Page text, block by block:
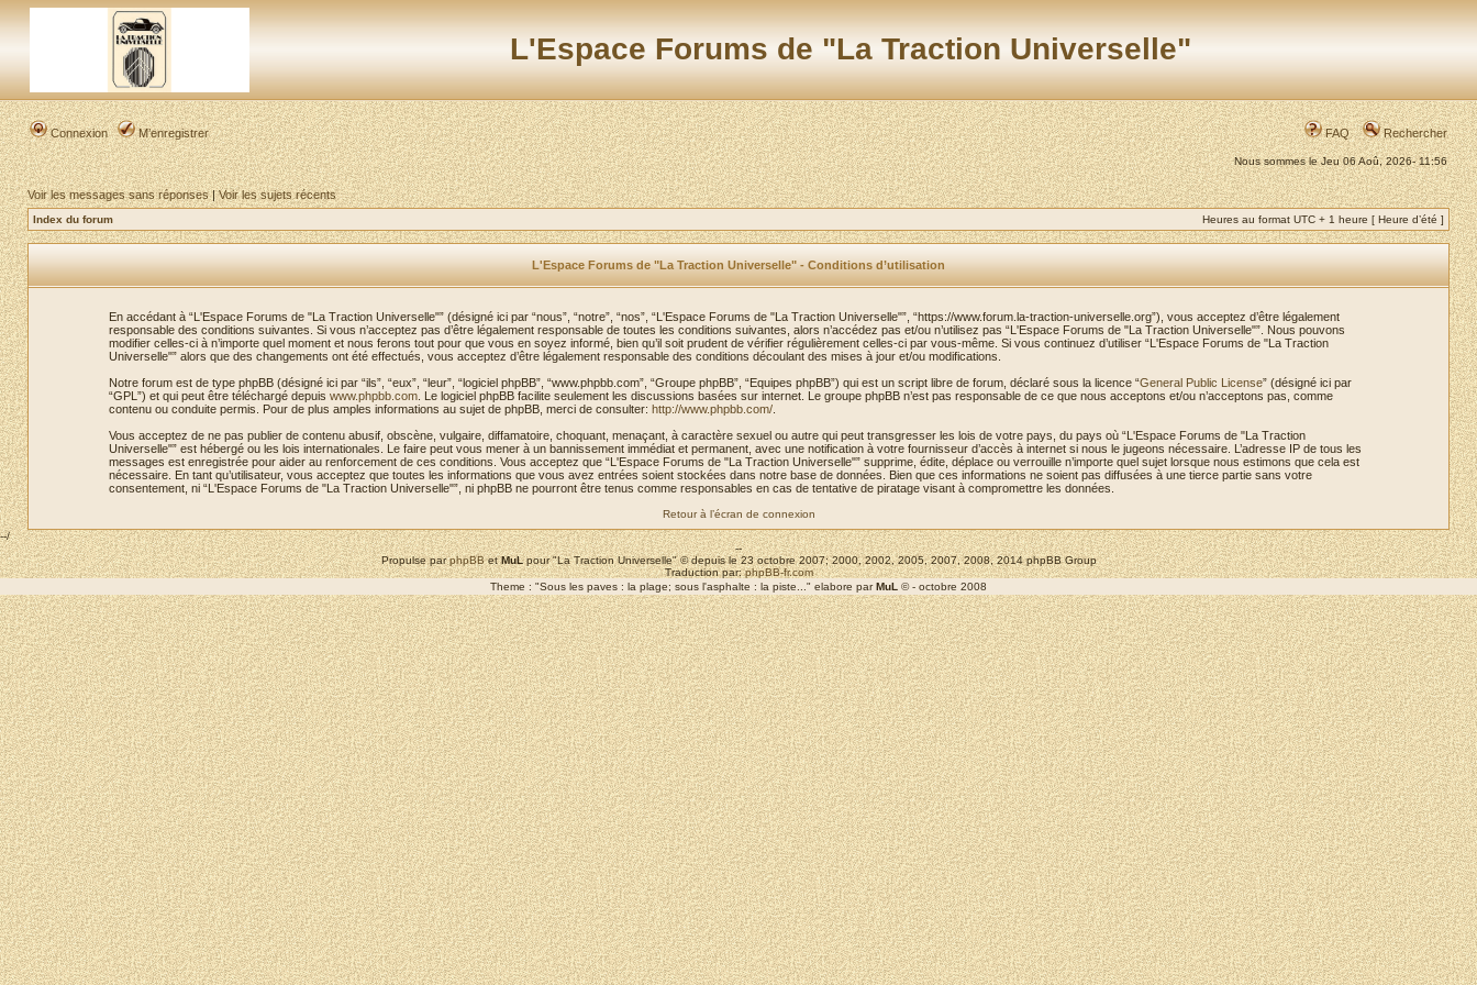
L'Espace Forums de "La Traction Universelle"
Connexion M’enregistrer FAQ Rechercher
Nous sommes le Jeu 06 Aoû, 2026- 11:56
Voir les messages sans réponses|Voir les sujets récents
Index du forum Heures au format UTC + 1 heure [ Heure d’été ]
L'Espace Forums de "La Traction Universelle" - Conditions d’utilisation
En accédant à “L'Espace Forums de "La Traction Universelle"” (désigné ici par “nous”, “notre”, “nos”, “L'Espace Forums de "La Traction Universelle"”, “https://www.forum.la-traction-universelle.org”), vous acceptez d’être légalement
responsable des conditions suivantes. Si vous n’acceptez pas d’être légalement responsable de toutes les conditions suivantes, alors n’accédez pas et/ou n’utilisez pas “L'Espace Forums de "La Traction Universelle"”. Nous pouvons
modifier celles-ci à n’importe quel moment et nous ferons tout pour que vous en soyez informé, bien qu’il soit prudent de vérifier régulièrement celles-ci par vous-même. Si vous continuez d’utiliser “L'Espace Forums de "La Traction
Universelle"” alors que des changements ont été effectués, vous acceptez d’être légalement responsable des conditions découlant des mises à jour et/ou modifications.
Notre forum est de type phpBB (désigné ici par “ils”, “eux”, “leur”, “logiciel phpBB”, “www.phpbb.com”, “Groupe phpBB”, “Equipes phpBB”) qui est un script libre de forum, déclaré sous la licence “General Public License” (désigné ici par
“GPL”) et qui peut être téléchargé depuis www.phpbb.com. Le logiciel phpBB facilite seulement les discussions basées sur internet. Le groupe phpBB n’est pas responsable de ce que nous acceptons et/ou n’acceptons pas, comme
contenu ou conduite permis. Pour de plus amples informations au sujet de phpBB, merci de consulter: http://www.phpbb.com/.
Vous acceptez de ne pas publier de contenu abusif, obscène, vulgaire, diffamatoire, choquant, menaçant, à caractère sexuel ou autre qui peut transgresser les lois de votre pays, du pays où “L'Espace Forums de "La Traction
Universelle"” est hébergé ou les lois internationales. Le faire peut vous mener à un bannissement immédiat et permanent, avec une notification à votre fournisseur d’accès à internet si nous le jugeons nécessaire. L’adresse IP de tous les
messages est enregistrée pour aider au renforcement de ces conditions. Vous acceptez que “L'Espace Forums de "La Traction Universelle"” supprime, édite, déplace ou verrouille n’importe quel sujet lorsque nous estimons que cela est
nécessaire. En tant qu’utilisateur, vous acceptez que toutes les informations que vous avez entrées soient stockées dans notre base de données. Bien que ces informations ne soient pas diffusées à une tierce partie sans votre
consentement, ni “L'Espace Forums de "La Traction Universelle"”, ni phpBB ne pourront être tenus comme responsables en cas de tentative de piratage visant à compromettre les données.
Retour à l’écran de connexion
--/
--
Propulse parphpBBetMuLpour "La Traction Universelle" © depuis le 23 octobre 2007; 2000, 2002, 2005, 2007, 2008, 2014 phpBB Group
Traduction par:phpBB-fr.com
Theme : "Sous les paves : la plage; sous l'asphalte : la piste..." elabore parMuL © - octobre 2008